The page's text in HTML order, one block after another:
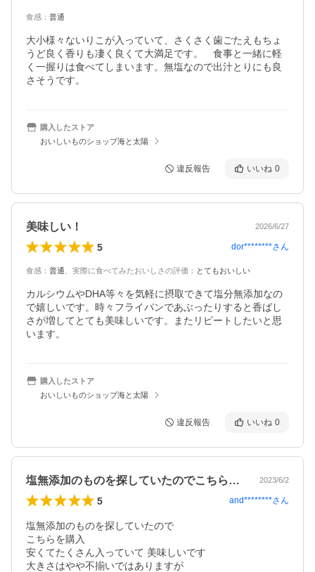
食感 ： 普通
大小様々ないりこが入っていて、さくさく歯ごたえもちょ
うど良く香りも凄く良くて大満足です。　食事と一緒に軽
く一握りは食べてしまいます。無塩なので出汁とりにも良
さそうです。
購入したストア
おいしいものショップ海と太陽
違反報告 いいね 0
美味しい！ 2026/6/27
5 dor********さん
食感 ： 普通 実際に食べてみたおいしさの評価 ： とてもおいしい
カルシウムやDHA等々を気軽に摂取できて塩分無添加なの
で嬉しいです。時々フライパンであぶったりすると香ばし
さが増してとても美味しいです。またリピートしたいと思
います。
購入したストア
おいしいものショップ海と太陽
違反報告 いいね 0
塩無添加のものを探していたのでこちらを… 2023/6/2
5 and********さん
塩無添加のものを探していたので
こちらを購入
安くてたくさん入っていて 美味しいです
大きさはやや不揃いではありますが